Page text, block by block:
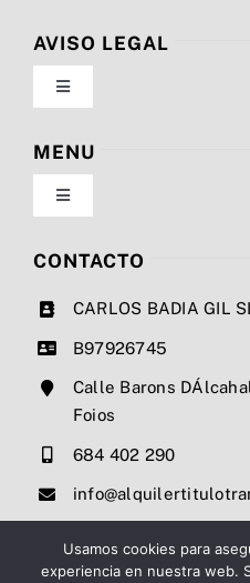
AVISO LEGAL
Toggle
Navigation
Política de privacidad
Condiciones de uso
MENU
Toggle
Navigation
Nosotros
Precios
Contacto
CONTACTO
CARLOS BADIA GIL
B97926745
Calle Barons
Foios
684 402 290
Usamos cookies para
experiencia en nuestra web.